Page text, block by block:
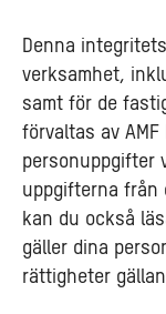
Denna
verksamhet,
samt för de
förvaltas av
personuppgifter
uppgifterna från
kan du också
gäller dina
rättigheter